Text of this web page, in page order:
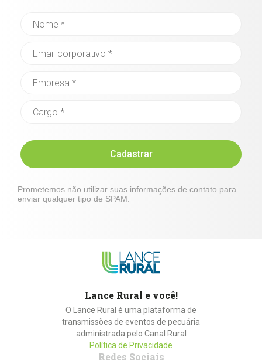
Cadastrar
Prometemos não utilizar suas informações de contato para
enviar qualquer tipo de SPAM.
Lance Rural e você!
O Lance Rural é uma plataforma de
transmissões de eventos de pecuária
administrada pelo Canal Rural
Política de Privacidade
Redes Sociais